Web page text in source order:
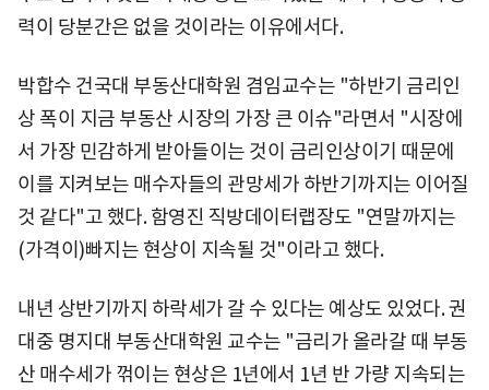
력이 당분간은 없을 것이라는 이유에서다.
박합수 건국대 부동산대학원 겸임교수는 "하반기 금리인
상 폭이 지금 부동산 시장의 가장 큰 이슈"라면서 "시장에
서 가장 민감하게 받아들이는 것이 금리인상이기 때문에
이를 지켜보는 매수자들의 관망세가 하반기까지는 이어질
것 같다"고 했다. 함영진 직방데이터랩장도 "연말까지는
(가격이)빠지는 현상이 지속될 것"이라고 했다.
내년 상반기까지 하락세가 갈 수 있다는 예상도 있었다. 권
대중 명지대 부동산대학원 교수는 "금리가 올라갈 때 부동
산 매수세가 꺾이는 현상은 1년에서 1년 반 가량 지속되는